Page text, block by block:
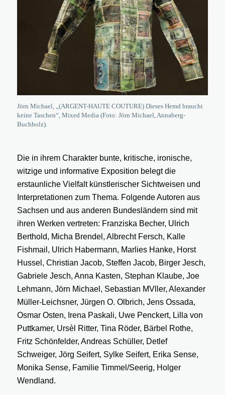
Jörn Michael, „(ARGENT-HAUTE COUTURE) Dieses Hemd braucht
keine Taschen“, Mixed Media (Foto: Jörn Michael, Annaberg-
Buchholz).
Die in ihrem Charakter bunte, kritische, ironische,
witzige und informative Exposition belegt die
erstaunliche Vielfalt künstlerischer Sichtweisen und
Interpretationen zum Thema. Folgende Autoren aus
Sachsen und aus anderen Bundesländern sind mit
ihren Werken vertreten: Franziska Becher, Ulrich
Berthold, Micha Brendel, Albrecht Fersch, Kalle
Fishmail, Ulrich Habermann, Marlies Hanke, Horst
Hussel, Christian Jacob, Steffen Jacob, Birger Jesch,
Gabriele Jesch, Anna Kasten, Stephan Klaube, Joe
Lehmann, Jörn Michael, Sebastian MVller, Alexander
Müller-Leichsner, Jürgen O. Olbrich, Jens Ossada,
Osmar Osten, Irena Paskali, Uwe Penckert, Lilla von
Puttkamer, Ursèl Ritter, Tina Röder, Bärbel Rothe,
Fritz Schönfelder, Andreas Schüller, Detlef
Schweiger, Jörg Seifert, Sylke Seifert, Erika Sense,
Monika Sense, Familie Timmel/Seerig, Holger
Wendland.